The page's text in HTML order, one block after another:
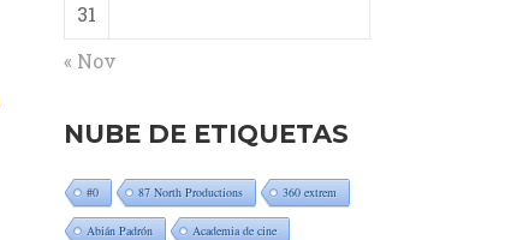
31
« Nov
NUBE DE ETIQUETAS
#0 87 North Productions 360 extrem
Abián Padrón Academia de cine